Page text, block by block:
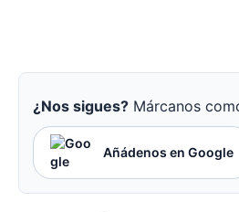
¿Nos sigues? Márcanos
Añádenos en Google